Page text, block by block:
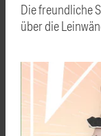
Die freundliche
über die